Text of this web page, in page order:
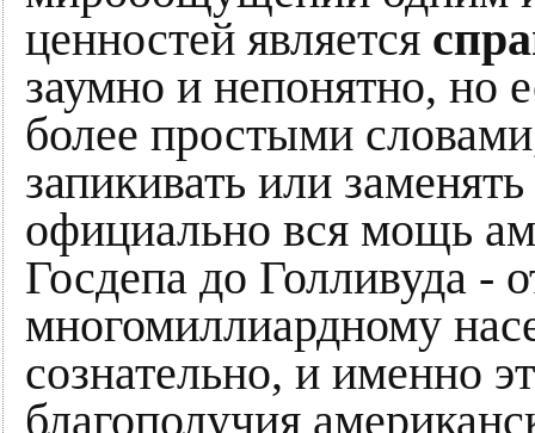
ценностей является
заумно и непонятно, но
более простыми
запикивать или
официально вся мощь
Госдепа до Голливуда -
многомиллиардному
сознательно, и именно
благополучия